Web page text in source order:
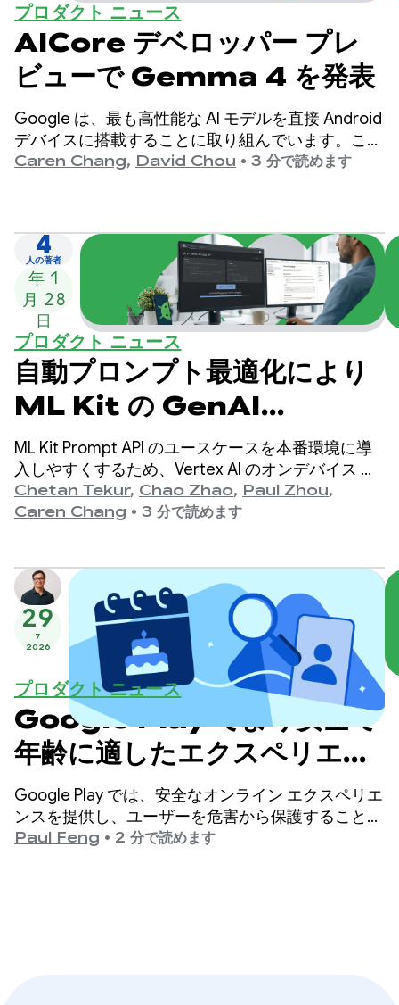
プロダクト ニュース
AICore デベロッパー プレ
ビューで Gemma 4 を発表
Google は、最も高性能な AI モデルを直接 Android
デバイスに搭載することに取り組んでいます。この
たび、最新の最先端オープンモデルである Gemma
Caren Chang, David Chou • 3 分で読めます
4
人の著者
2026
年 1
月 28
日
プロダクト ニュース
自動プロンプト最適化により
ML Kit の GenAI
Prompt API の品質が向上
ML Kit Prompt API のユースケースを本番環境に導
入しやすくするため、Vertex AI のオンデバイス モ
デルを対象とした自動プロンプト最適化（APO）を
発表いたします。自動プロンプト最適化は、ユース
Chetan Tekur, Chao Zhao, Paul Zhou,
Caren Chang • 3 分で読めます
29
7
2026
プロダクト ニュース
Google Play でより安全で
年齢に適したエクスペリエン
スを提供
Google Play では、安全なオンライン エクスペリエ
ンスを提供し、ユーザーを危害から保護することを
最優先事項としています。
Paul Feng • 2 分で読めます